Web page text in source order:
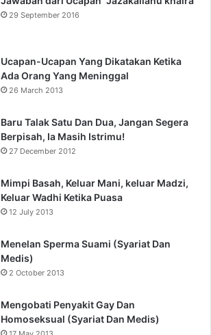
29 September 2016
Ucapan-Ucapan Yang Dikatakan Ketika
Ada Orang Yang Meninggal
26 March 2013
Baru Talak Satu Dan Dua, Jangan Segera
Berpisah, Ia Masih Istrimu!
27 December 2012
Mimpi Basah, Keluar Mani, keluar Madzi,
Keluar Wadhi Ketika Puasa
12 July 2013
Menelan Sperma Suami (Syariat Dan
Medis)
2 October 2013
Mengobati Penyakit Gay Dan
Homoseksual (Syariat Dan Medis)